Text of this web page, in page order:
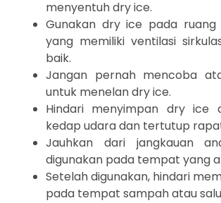
menyentuh dry ice.
Gunakan dry ice pada
yang memiliki ventilasi
baik.
Jangan pernah mencoba
untuk menelan dry ice.
Hindari menyimpan dry ice
kedap udara dan tertutup
Jauhkan dari jangkauan
digunakan pada tempat yang
Setelah digunakan, hindari
pada tempat sampah atau